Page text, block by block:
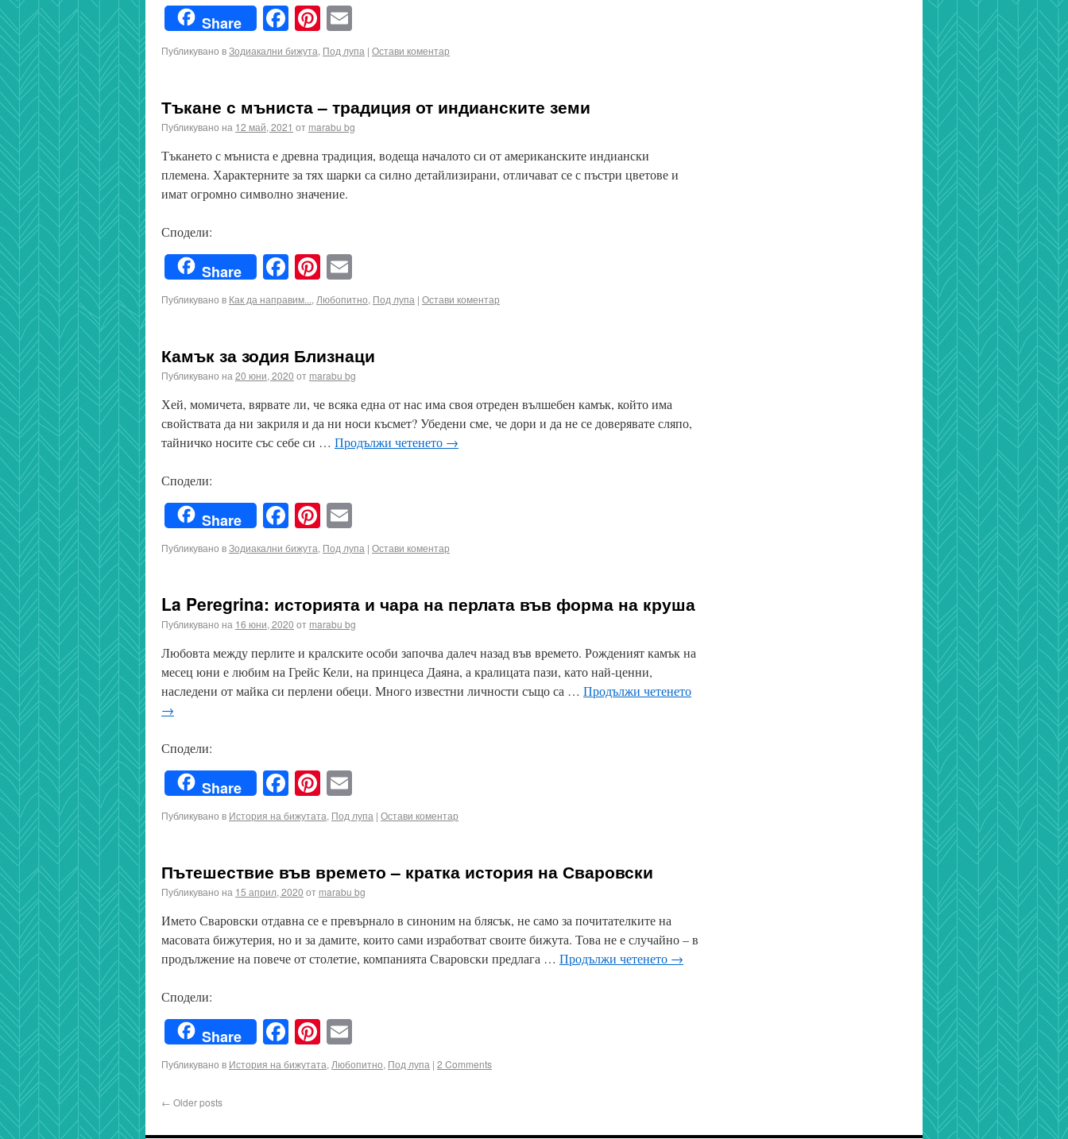
Share Facebook
Pinterest
Публикувано вЗодиакални бижута, Под лупа | Остави коментар
Тъкане с мъниста – традиция от индианските земи
Публикувано на 12 май, 2021 от marabu bg
Тъкането с мъниста е древна традиция, водеща началото си от американските индиански
племена. Характерните за тях шарки са силно детайлизирани, отличават се с пъстри цветове и
имат огромно символно значение.
Сподели:
Share Facebook
Pinterest
Публикувано в Как да направим..., Любопитно, Под лупа | Остави коментар
Камък за зодия Близнаци
Публикувано на 20 юни, 2020 от marabu bg
Хей, момичета, вярвате ли, че всяка една от нас има своя отреден вълшебен камък, който има
свойствата да ни закриля и да ни носи късмет? Убедени сме, че дори и да не се доверявате сляпо,
тайничко носите със себе си … Продължи четенето →
Сподели:
Share Facebook
Pinterest
Публикувано вЗодиакални бижута, Под лупа | Остави коментар
La Peregrina: историята и чара на перлата във форма на круша
Публикувано на 16 юни, 2020 от marabu bg
Любовта между перлите и кралските особи започва далеч назад във времето. Рожденият камък на
месец юни е любим на Грейс Кели, на принцеса Даяна, а кралицата пази, като най-ценни,
наследени от майка си перлени обеци. Много известни личности също са … Продължи четенето
→
Сподели:
Share Facebook
Pinterest
Публикувано в История на бижутата, Под лупа | Остави коментар
Пътешествие във времето – кратка история на Сваровски
Публикувано на 15 април, 2020 от marabu bg
Името Сваровски отдавна се е превърнало в синоним на блясък, не само за почитателките на
масовата бижутерия, но и за дамите, които сами изработват своите бижута. Това не е случайно – в
продължение на повече от столетие, компанията Сваровски предлага … Продължи четенето →
Сподели:
Share Facebook
Pinterest
Публикувано в История на бижутата, Любопитно, Под лупа | 2 Comments
← Older posts